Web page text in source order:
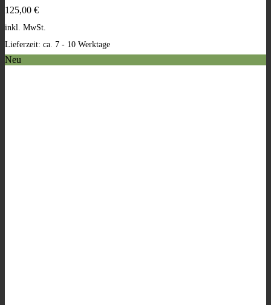
Die
Optionen
auf
der
Produktseite
125,00 €
inkl. MwSt.
Lieferzeit: ca. 7 - 10 Werktage
Neu